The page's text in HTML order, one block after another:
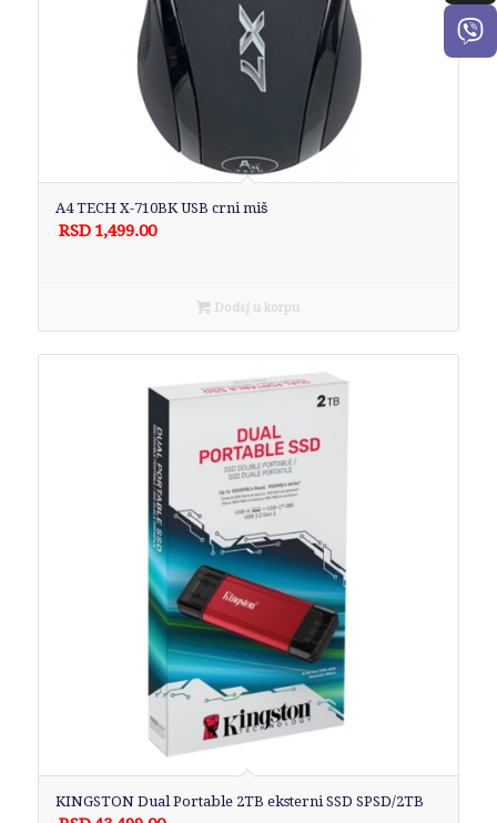
A4 TECH X-710BK USB crni miš
RSD 1,499.00
Dodaj u korpu
KINGSTON Dual Portable 2TB eksterni SSD SPSD/2TB